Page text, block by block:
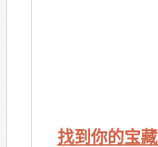
找到你的宝